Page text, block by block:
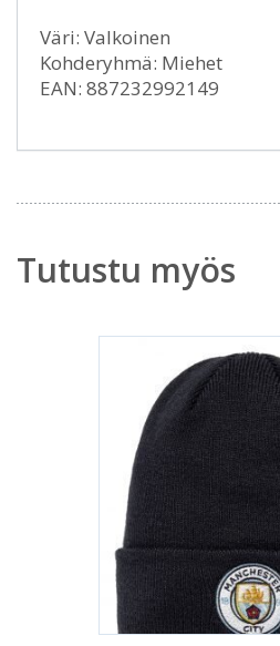
Väri: Valkoinen
Kohderyhmä: Miehet
EAN: 887232992149
Tutustu myös